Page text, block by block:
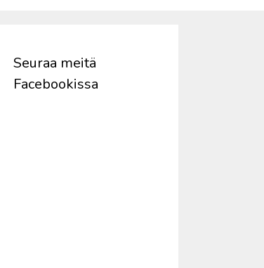
Seuraa meitä
Facebookissa